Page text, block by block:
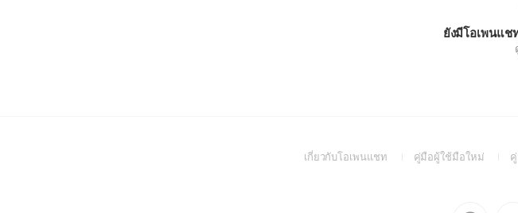
ยังมีโอเพนแ
เกี่ยวกับโอเพนแชท
(Openคู่มือผู้ใช้มือใหม่
(Open
Go